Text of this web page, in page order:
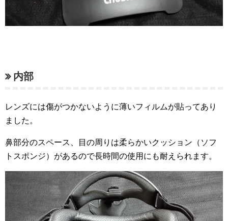
内部
レンズには傷がつかないように薄いフィルムが貼ってあり
ました。
鼻部分のスペース、目の周りは柔らかいクッション（ソフ
トスポンジ）があるので長時間の使用にも耐えられます。